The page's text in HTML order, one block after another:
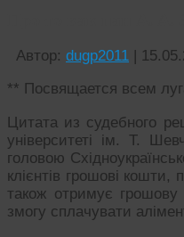
Автор: dugp2011 |
** Посвящается всем
Цитата из судебного
університеті ім. Т.
головою
клієнтів грошові
також отримує
змогу сплачувати